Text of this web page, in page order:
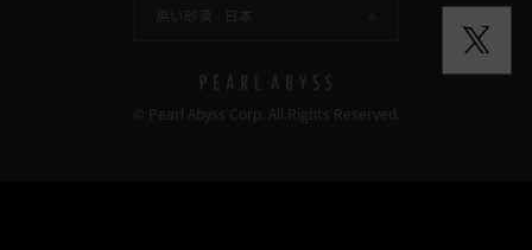
黒い砂漠 - 日本
© Pearl Abyss Corp. All Rights Reserved.